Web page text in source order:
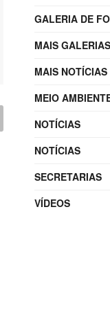
GALERIA DE
MAIS GALERIAS
MAIS NOTÍCIAS
MEIO
NOTÍCIAS
NOTÍCIAS
SECRETARIAS
VÍDEOS